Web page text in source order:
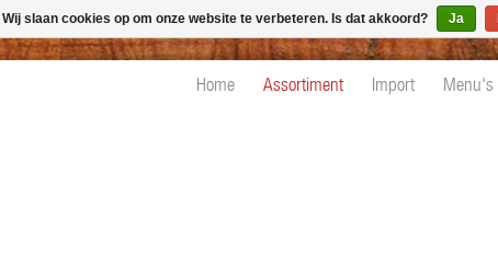
Home Assortiment Import Menu's
Wij slaan cookies op om onze website te verbeteren. Is dat akkoord? Ja